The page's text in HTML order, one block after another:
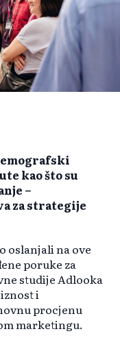
kao što su
–
za strategije
oslanjali na ove
poruke za
studije Adlooka
i
procjenu
marketingu.